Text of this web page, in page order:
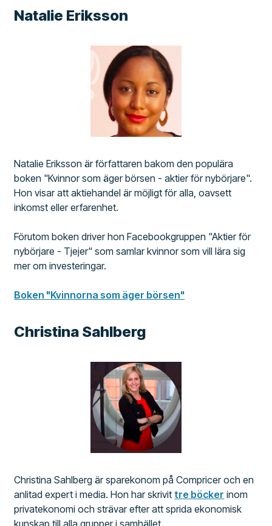
Natalie Eriksson
Natalie Eriksson är författaren bakom den populära
boken "Kvinnor som äger börsen - aktier för nybörjare".
Hon visar att aktiehandel är möjligt för alla, oavsett
inkomst eller erfarenhet.
Förutom boken driver hon Facebookgruppen "Aktier för
nybörjare - Tjejer" som samlar kvinnor som vill lära sig
mer om investeringar.
Boken "Kvinnorna som äger börsen"
Christina Sahlberg
Christina Sahlberg är sparekonom på Compricer och en
anlitad expert i media. Hon har skrivittre böcker inom
privatekonomi och strävar efter att sprida ekonomisk